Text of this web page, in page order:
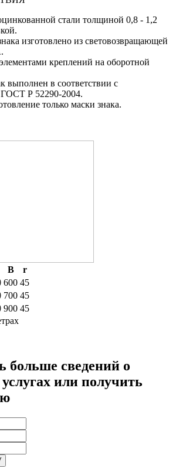
стали толщиной 0,8 - 1,2
изготовлено из световозвращающей
креплений на оборотной
выполнен в соответствии с
Р 52290-2004.
только маски знака.
B
r
600 45
700 45
900 45
больше сведений о
или получить